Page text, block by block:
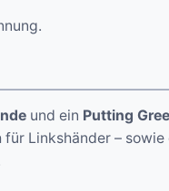
und ein Putting
für Linkshänder –